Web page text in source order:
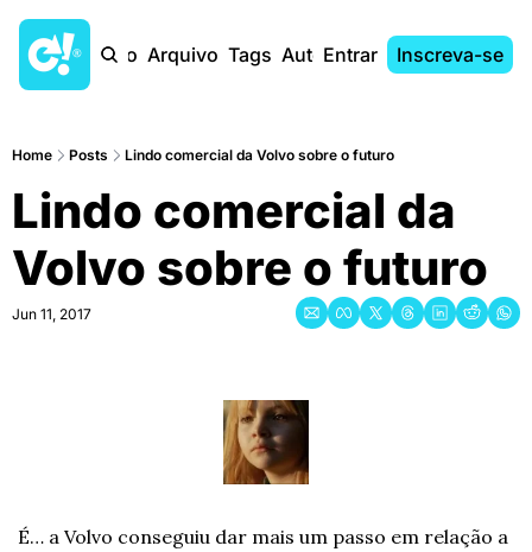
Início Arquivo Tags AutoresEntrar Inscreva-se
Home Posts Lindo comercial da Volvo sobre o futuro
Lindo comercial da
Volvo sobre o futuro
Jun 11, 2017
É… a Volvo conseguiu dar mais um passo em relação a